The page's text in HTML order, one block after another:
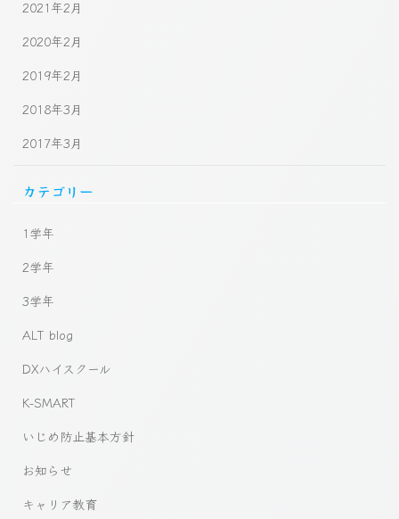
2021年2月
2020年2月
2019年2月
2018年3月
2017年3月
カテゴリー
1学年
2学年
3学年
ALT blog
DXハイスクール
K-SMART
いじめ防止基本方針
お知らせ
キャリア教育